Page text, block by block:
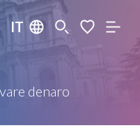
IT
denaro